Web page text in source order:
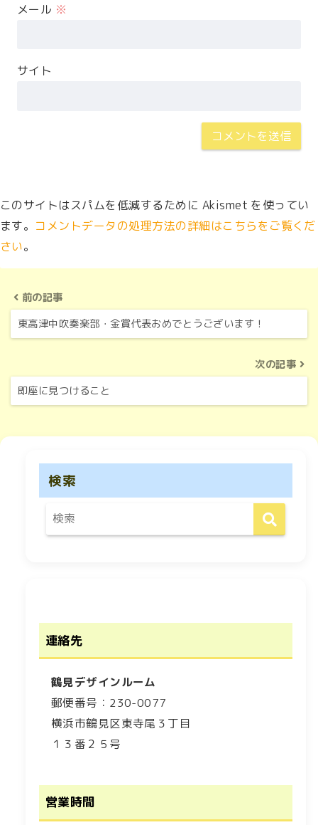
メール ※
サイト
このサイトはスパムを低減するために Akismet を使ってい
ます。 コメントデータの処理方法の詳細はこちらをご覧くだ
さい。
前の記事
東高津中吹奏楽部・金賞代表おめでとうございます！
次の記事
即座に見つけること
検索
連絡先
鶴見デザインルーム
郵便番号：230-0077
横浜市鶴見区東寺尾３丁目
１３番２５号
営業時間